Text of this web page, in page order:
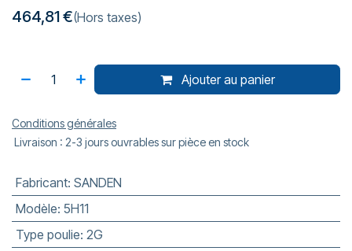
464,81€(Hors taxes)
Ajouter au panier
Conditions générales
Livraison : 2-3 jours ouvrables sur pièce en stock
Fabricant: SANDEN
Modèle: 5H11
Type poulie: 2G